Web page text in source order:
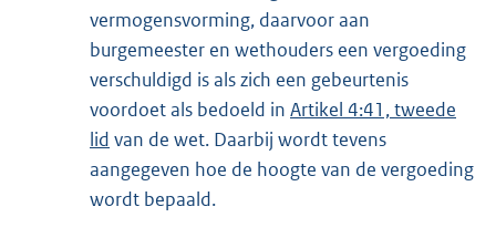
vermogensvorming, daarvoor aan
burgemeester en wethouders een vergoeding
verschuldigd is als zich een gebeurtenis
voordoet als bedoeld in Artikel 4:41, tweede
lid van de wet. Daarbij wordt tevens
aangegeven hoe de hoogte van de vergoeding
wordt bepaald.